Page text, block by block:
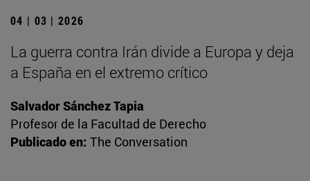
04 | 03 | 2026
La guerra contra Irán divide a Europa y deja
a España en el extremo crítico
Salvador Sánchez Tapia
Profesor de la Facultad de Derecho
Publicado en: The Conversation